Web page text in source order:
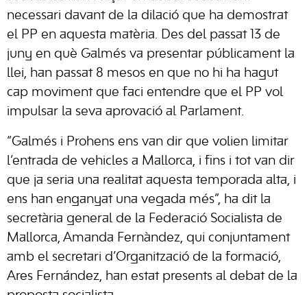
necessari davant de la dilació que ha demostrat
el PP en aquesta matèria. Des del passat 13 de
juny en què Galmés va presentar públicament la
llei, han passat 8 mesos en que no hi ha hagut
cap moviment que faci entendre que el PP vol
impulsar la seva aprovació al Parlament.
“Galmés i Prohens ens van dir que volien limitar
l’entrada de vehicles a Mallorca, i fins i tot van dir
que ja seria una realitat aquesta temporada alta, i
ens han enganyat una vegada més”, ha dit la
secretària general de la Federació Socialista de
Mallorca, Amanda Fernàndez, qui conjuntament
amb el secretari d’Organització de la formació,
Ares Fernández, han estat presents al debat de la